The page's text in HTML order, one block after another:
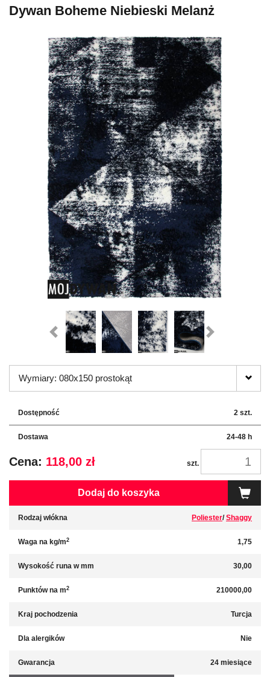
Dywan Boheme Niebieski Melanż
Wymiary: 080x150 prostokąt
Dostępność 2 szt.
Dostawa 24-48 h
Cena: 118,00 zł szt.
Dodaj do koszyka
Rodzaj włókna Poliester/Shaggy
Waga na kg/m2 1,75
Wysokość runa w mm 30,00
Punktów na m2 210000,00
Kraj pochodzenia Turcja
Dla alergików Nie
Gwarancja 24 miesiące